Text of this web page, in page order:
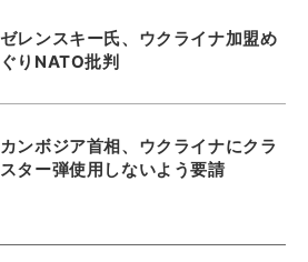
ゼレンスキー氏、ウクライナ加盟め
ぐりNATO批判
カンボジア首相、ウクライナにクラ
スター弾使用しないよう要請